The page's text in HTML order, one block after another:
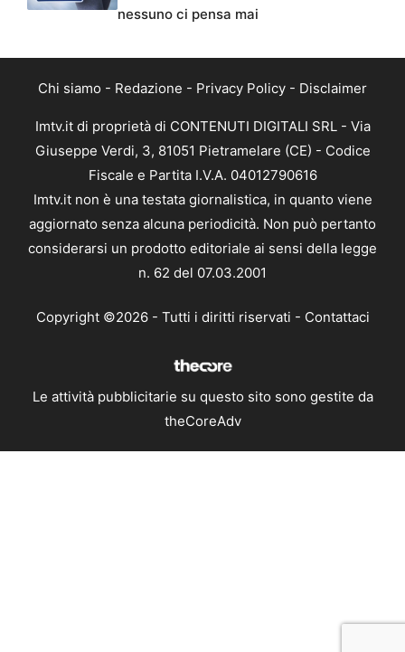
nessuno ci pensa mai
Chi siamo - Redazione - Privacy Policy - Disclaimer
Imtv.it di proprietà di CONTENUTI DIGITALI SRL - Via
Giuseppe Verdi, 3, 81051 Pietramelare (CE) - Codice
Fiscale e Partita I.V.A. 04012790616
Imtv.it non è una testata giornalistica, in quanto viene
aggiornato senza alcuna periodicità. Non può pertanto
considerarsi un prodotto editoriale ai sensi della legge
n. 62 del 07.03.2001
Copyright ©2026 - Tutti i diritti riservati - Contattaci
Le attività pubblicitarie su questo sito sono gestite da
theCoreAdv